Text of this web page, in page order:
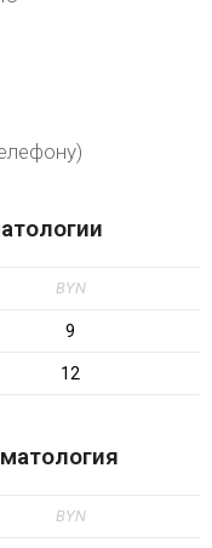
BYN
9
12
BYN